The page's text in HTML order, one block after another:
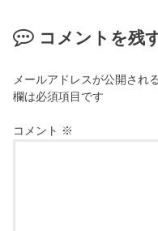
コメントを残
メールアドレスが公開され
欄は必須項目です
コメント ※